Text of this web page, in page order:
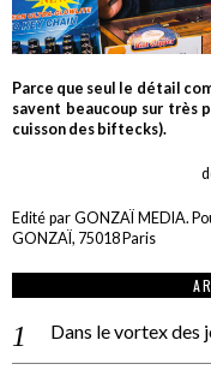
Parce que seul le détail
savent beaucoup sur très
cuisson des biftecks).
Edité par GONZAÏ MEDIA.
GONZAÏ, 75018 Paris
Dans le vortex des